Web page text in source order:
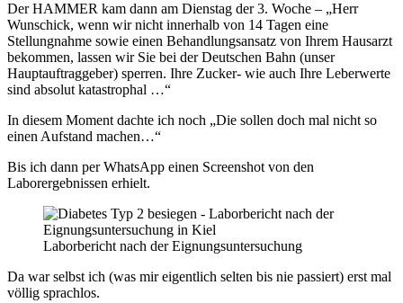
Der HAMMER kam dann am Dienstag der 3. Woche – „Herr
Wunschick, wenn wir nicht innerhalb von 14 Tagen eine
Stellungnahme sowie einen Behandlungsansatz von Ihrem Hausarzt
bekommen, lassen wir Sie bei der Deutschen Bahn (unser
Hauptauftraggeber) sperren. Ihre Zucker- wie auch Ihre Leberwerte
sind absolut katastrophal …“
In diesem Moment dachte ich noch „Die sollen doch mal nicht so
einen Aufstand machen…“
Bis ich dann per WhatsApp einen Screenshot von den
Laborergebnissen erhielt.
Laborbericht nach der Eignungsuntersuchung
Da war selbst ich (was mir eigentlich selten bis nie passiert) erst mal
völlig sprachlos.